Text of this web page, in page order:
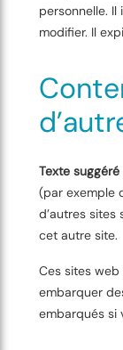
personnelle. Il
modifier. Il
Texte suggéré
(par exemple
d’autres
cet autre site.
Ces sites
embarquer
embarqués si